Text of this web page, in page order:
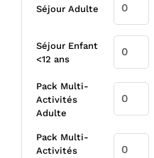
Séjour Adulte
Séjour Enfant
<12 ans
Pack Multi-
Activités
Adulte
Pack Multi-
Activités